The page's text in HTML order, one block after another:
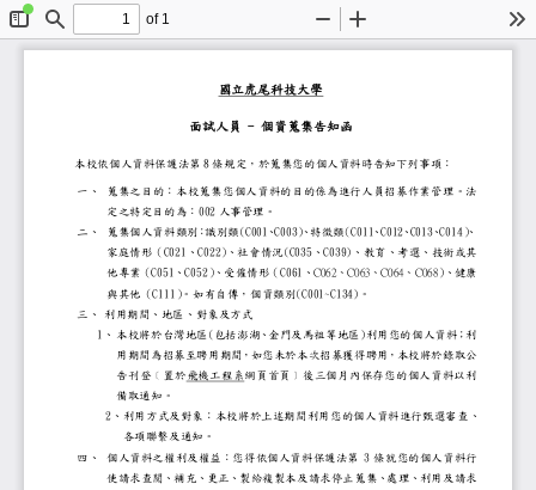
Toggle
Sidebar
Find
of 1
Zoom
Out
In
國立虎尾科技大學
面試人員
- 個資蒐集告知函
本校依個人資料保護法第
8 條規定，於蒐集您的個人資料
一、蒐集之目的：本校蒐集您個人資料的目的
定之特定目的為：
002人事管理。
二、蒐集個人資料類別
：識別類
(C001
、C003)
、特徵類
（C011
、C012
、C013
、C014
）
、
家庭情形（
C021
、C022
）、社會情況
(C035
、C039)、教育、考選、
他專業（
C051
、C052
）、受僱情形（
C061
、C062
、C063
、C064
、C068
）、健康
與其他（
C111
）。如有自傳，個資類別
(C001~C134)
。
三、利用期間、地區、對象及方式
1 、 本校將於台灣地區
( 包括澎湖、金門及馬祖等地區
)利用您的個人資
用期間為招募至聘用期間，如您未於本次
告刊登﹝置於飛機工程系網頁首頁﹞後
備取通知。
2、 利用方式及對象：本校將於上述期間利
各項聯繫及通知。
四、個人資料之權利及權益：您得依個人資料
3 條就您的個人
使請求查閱、補充、更正、製給複製本及